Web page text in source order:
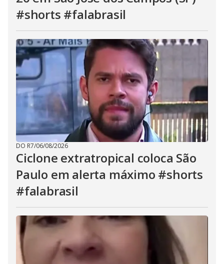
#shorts #falabrasil
DO R7/06/08/2026
Ciclone extratropical coloca São
Paulo em alerta máximo #shorts
#falabrasil